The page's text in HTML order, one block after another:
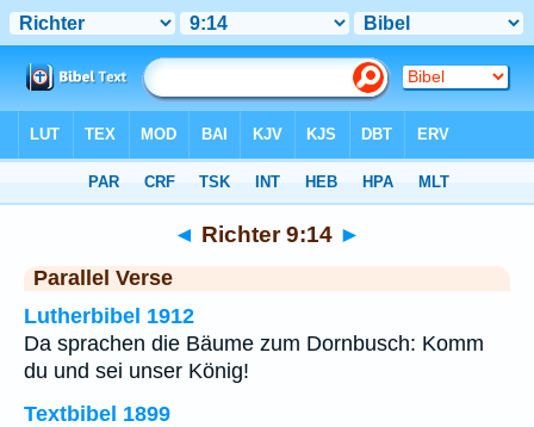
◄ Richter 9:14 ►
Parallel Verse
Lutherbibel 1912
Da sprachen die Bäume zum Dornbusch: Komm
du und sei unser König!
Textbibel 1899